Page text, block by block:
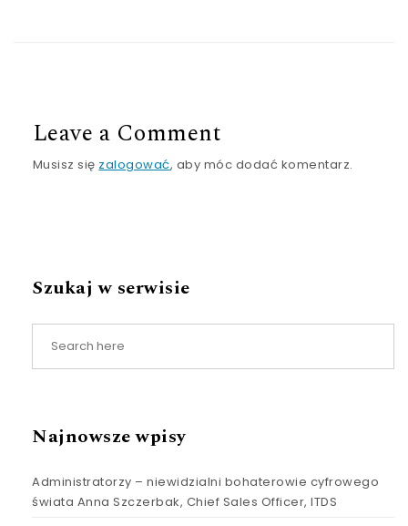
Leave a Comment
Musisz się zalogować, aby móc dodać komentarz.
Szukaj w serwisie
Najnowsze wpisy
Administratorzy – niewidzialni bohaterowie cyfrowego
świata Anna Szczerbak, Chief Sales Officer, ITDS